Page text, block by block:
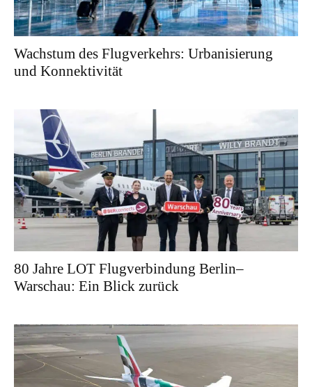
Wachstum des Flugverkehrs: Urbanisierung
und Konnektivität
80 Jahre LOT Flugverbindung Berlin–
Warschau: Ein Blick zurück